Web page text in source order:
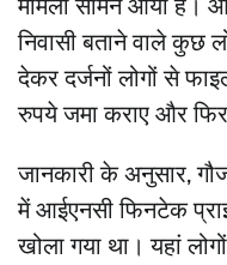
निवासी बताने वाले कुछ
देकर दर्जनों लोगों से
रुपये जमा कराए और फिर
जानकारी के अनुसार,
में आईएनसी फिनटेक
खोला गया था। यहां